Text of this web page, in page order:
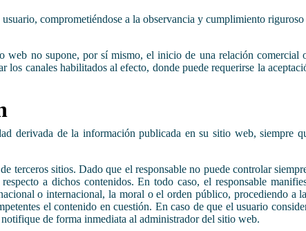
comprometiéndose a la observancia y cumplimiento
web no supone, por sí mismo, el inicio de una relación comercial
canales habilitados al efecto, donde puede requerirse la
derivada de la información publicada en su sitio web, siempre
terceros sitios. Dado que el responsable no puede controlar
a dichos contenidos. En todo caso, el responsable
o internacional, la moral o el orden público, procediendo a
el contenido en cuestión. En caso de que el usuario
de forma inmediata al administrador del sitio web.